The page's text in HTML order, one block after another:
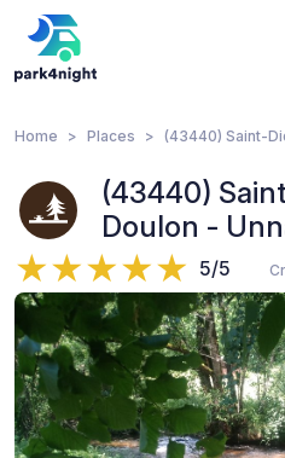
Home Places (43440) Saint-
(43440)
Doulon -
5/5